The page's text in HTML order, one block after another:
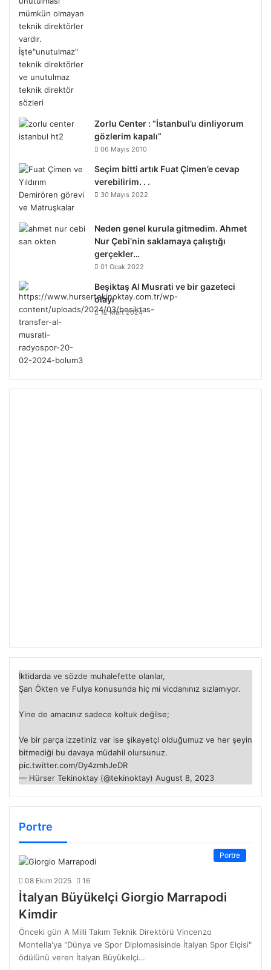
Zorlu Center : “İstanbul’u dinliyorum
gözlerim kapalı”
06 Mayıs 2010
Seçim bitti artık Fuat Çimen’e cevap
verebilirim. . .
30 Mayıs 2022
Neden genel kurula gitmedim. Ahmet
Nur Çebi’nin saklamaya çalıştığı
gerçekler…
01 Ocak 2022
Beşiktaş Al Musrati ve bir gazeteci
olayı
12 Mart 2024
İktidarda ve sözde muhalefette olanlar,
Şan Ökten ve Fulya konusunda hiç mi vicdanınız sızlamıyor.
Yine de amacınız sadece koltuk değilse;
Ve bir parça izzetiniz var ise şikayetçi olduğumuz ve her şeyin
bitmediği bu davaya müdahil olursunuz.
pic.twitter.com/Dy4zmhJeDR
— Hürser Tekinoktay (@tekinoktay) August 8, 2023
Portre
Portre
08 Ekim 2025 16
İtalyan Büyükelçi Giorgio Marrapodi
Kimdir
Önceki gün A Milli Takım Teknik Direktörü Vincenzo
Montella'ya "Dünya ve Spor Diplomasisinde İtalyan Spor Elçisi"
ödülünü veren İtalyan Büyükelçi…